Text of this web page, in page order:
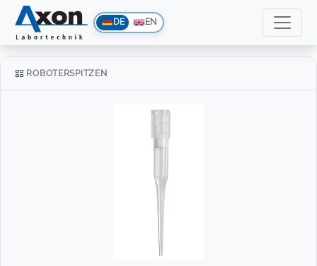
DE EN
ROBOTERSPITZEN